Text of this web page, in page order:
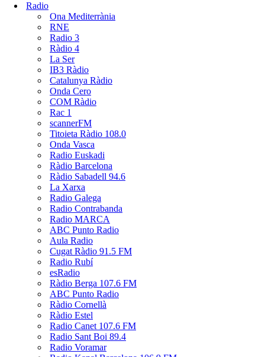
Radio
Ona Mediterrània
RNE
Radio 3
Ràdio 4
La Ser
IB3 Ràdio
Catalunya Ràdio
Onda Cero
COM Ràdio
Rac 1
scannerFM
Titoieta Ràdio 108.0
Onda Vasca
Radio Euskadi
Ràdio Barcelona
Ràdio Sabadell 94.6
La Xarxa
Radio Galega
Radio Contrabanda
Radio MARCA
ABC Punto Radio
Aula Radio
Cugat Ràdio 91.5 FM
Radio Rubí
esRadio
Ràdio Berga 107.6 FM
ABC Punto Radio
Ràdio Cornellà
Ràdio Estel
Radio Canet 107.6 FM
Radio Sant Boi 89.4
Radio Voramar